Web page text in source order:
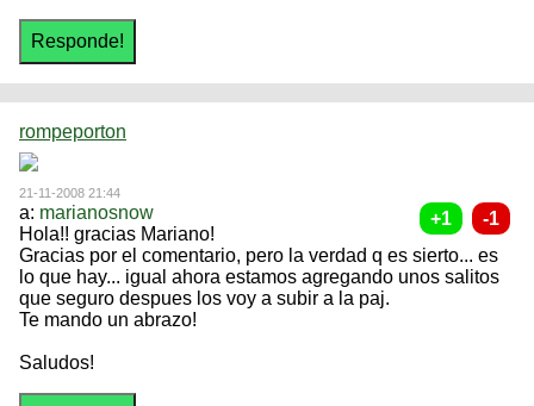
rompeporton
21-11-2008 21:44
a: marianosnow
Hola!! gracias Mariano!
Gracias por el comentario, pero la verdad q es sierto... es
lo que hay... igual ahora estamos agregando unos salitos
que seguro despues los voy a subir a la paj.
Te mando un abrazo!
Saludos!